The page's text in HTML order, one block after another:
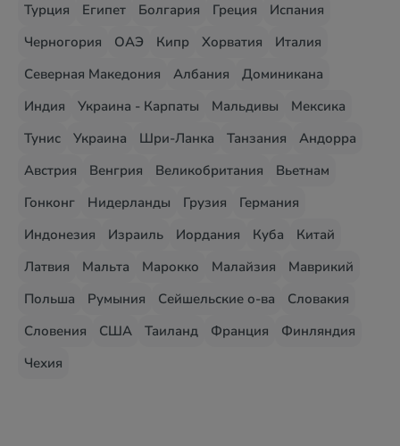
Турция Египет Болгария Греция
Испания
Черногория
ОАЭ Кипр Хорватия
Италия
Северная Македония
Албания
Доминикана
Индия
Украина - Карпаты Мальдивы
Мексика
Тунис
Украина Шри-Ланка Танзания
Андорра
Австрия
Венгрия Великобритания
Вьетнам
Гонконг
Нидерланды Грузия
Германия
Индонезия
Израиль Иордания Куба
Китай
Латвия
Мальта Марокко Малайзия
Маврикий
Польша
Румыния Сейшельские о-ва
Словакия
Словения
США Таиланд Франция
Финляндия
Чехия